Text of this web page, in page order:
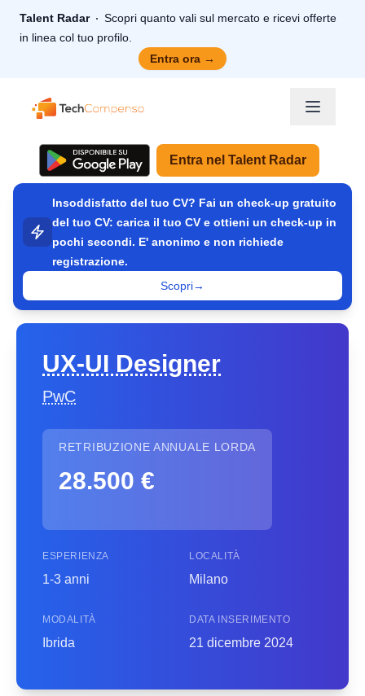
Talent Radar
Scopri quanto vali sul mercato e ricevi offerte
in linea col tuo profilo.
Entra ora →
TechCompenso
Entra nel Talent Radar
Insoddisfatto del tuo CV? Fai un check-up gratuito
del tuo CV: carica il tuo CV e ottieni un check-up in
pochi secondi. E' anonimo e non richiede
registrazione.
Scopri→
UX-UI Designer
PwC
RETRIBUZIONE ANNUALE LORDA
28.500 €
ESPERIENZA
1-3 anni
LOCALITÀ
Milano
MODALITÀ
Ibrida
DATA INSERIMENTO
21 dicembre 2024